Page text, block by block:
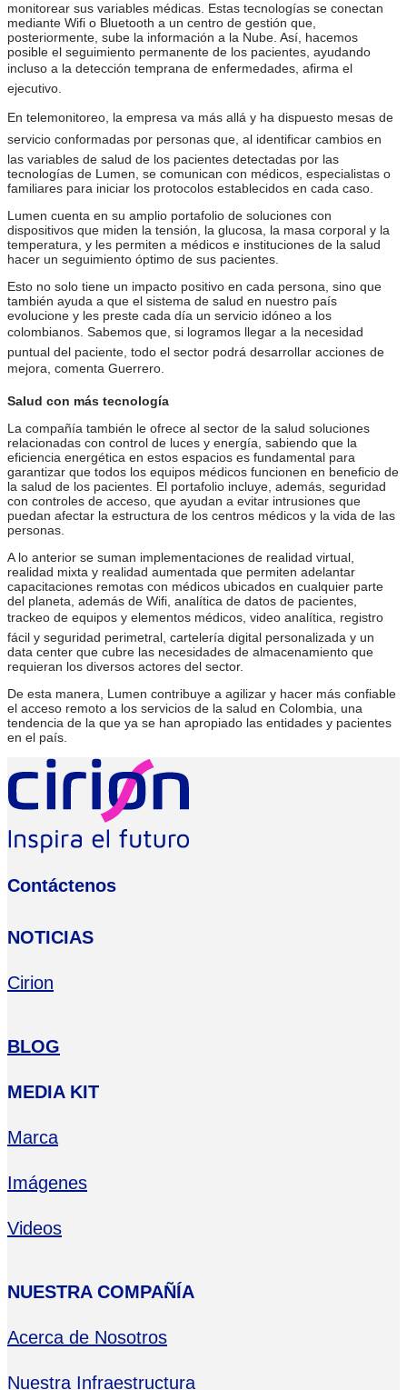
monitorear sus variables médicas. Estas tecnologías se conectan
mediante Wifi o Bluetooth a un centro de gestión que,
posteriormente, sube la información a la Nube. Así, hacemos
posible el seguimiento permanente de los pacientes, ayudando
incluso a la detección temprana de enfermedades, afirma el
ejecutivo.
En telemonitoreo, la empresa va más allá y ha dispuesto mesas de
servicio conformadas por personas que, al identificar cambios en
las variables de salud de los pacientes detectadas por las
tecnologías de Lumen, se comunican con médicos, especialistas o
familiares para iniciar los protocolos establecidos en cada caso.
Lumen cuenta en su amplio portafolio de soluciones con
dispositivos que miden la tensión, la glucosa, la masa corporal y la
temperatura, y les permiten a médicos e instituciones de la salud
hacer un seguimiento óptimo de sus pacientes.
Esto no solo tiene un impacto positivo en cada persona, sino que
también ayuda a que el sistema de salud en nuestro país
evolucione y les preste cada día un servicio idóneo a los
colombianos. Sabemos que, si logramos llegar a la necesidad
puntual del paciente, todo el sector podrá desarrollar acciones de
mejora, comenta Guerrero.
Salud con más tecnología
La compañía también le ofrece al sector de la salud soluciones
relacionadas con control de luces y energía, sabiendo que la
eficiencia energética en estos espacios es fundamental para
garantizar que todos los equipos médicos funcionen en beneficio de
la salud de los pacientes. El portafolio incluye, además, seguridad
con controles de acceso, que ayudan a evitar intrusiones que
puedan afectar la estructura de los centros médicos y la vida de las
personas.
A lo anterior se suman implementaciones de realidad virtual,
realidad mixta y realidad aumentada que permiten adelantar
capacitaciones remotas con médicos ubicados en cualquier parte
del planeta, además de Wifi, analítica de datos de pacientes,
trackeo de equipos y elementos médicos, video analítica, registro
fácil y seguridad perimetral, cartelería digital personalizada y un
data center que cubre las necesidades de almacenamiento que
requieran los diversos actores del sector.
De esta manera, Lumen contribuye a agilizar y hacer más confiable
el acceso remoto a los servicios de la salud en Colombia, una
tendencia de la que ya se han apropiado las entidades y pacientes
en el país.
Contáctenos
NOTICIAS
Cirion
BLOG
MEDIA KIT
Marca
Imágenes
Videos
NUESTRA COMPAÑÍA
Acerca de Nosotros
Nuestra Infraestructura